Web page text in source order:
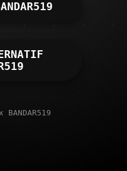
BANDAR519